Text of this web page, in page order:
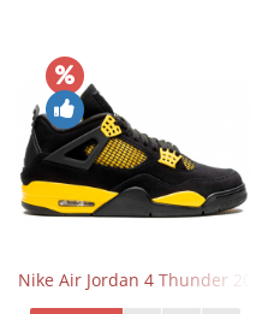
Nike Air Jordan 4 Thunder 2023